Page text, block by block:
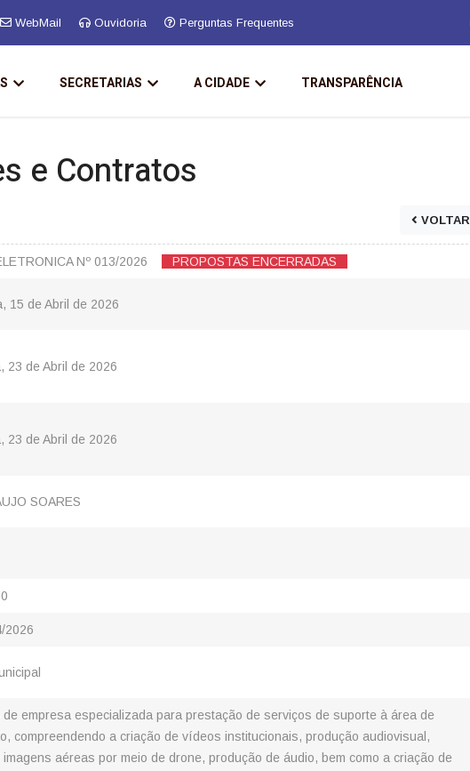
WebMail Ouvidoria Perguntas Frequentes
SECRETARIAS A CIDADE TRANSPARÊNCIA
e Contratos
VOLTAR
Nº 013/2026 PROPOSTAS ENCERRADAS
15 de Abril de 2026
23 de Abril de 2026
23 de Abril de 2026
SOARES
2026
de empresa especializada para prestação de serviços de suporte à área de
compreendendo a criação de vídeos institucionais, produção audiovisual,
imagens aéreas por meio de drone, produção de áudio, bem como a criação de